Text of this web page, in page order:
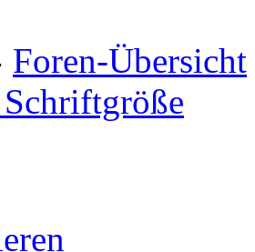
Foren-Übersicht